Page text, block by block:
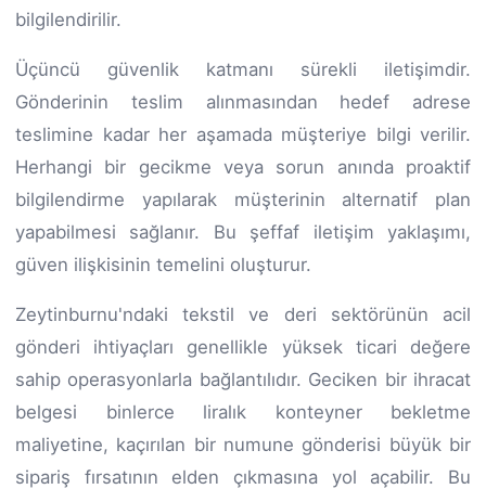
bilgilendirilir.
Üçüncü güvenlik katmanı sürekli iletişimdir.
Gönderinin teslim alınmasından hedef adrese
teslimine kadar her aşamada müşteriye bilgi verilir.
Herhangi bir gecikme veya sorun anında proaktif
bilgilendirme yapılarak müşterinin alternatif plan
yapabilmesi sağlanır. Bu şeffaf iletişim yaklaşımı,
güven ilişkisinin temelini oluşturur.
Zeytinburnu'ndaki tekstil ve deri sektörünün acil
gönderi ihtiyaçları genellikle yüksek ticari değere
sahip operasyonlarla bağlantılıdır. Geciken bir ihracat
belgesi binlerce liralık konteyner bekletme
maliyetine, kaçırılan bir numune gönderisi büyük bir
sipariş fırsatının elden çıkmasına yol açabilir. Bu